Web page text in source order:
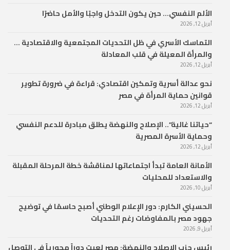
الألم النفسي… حين يكون التدخل واجبًا والأمل حاضرًا
أبريل 12, 2026
التماسك الأسري في ظل التحديات المجتمعية والاقتصادية …
والمرأة المعيلة في قلب المعادلة
أبريل 12, 2026
نحو عدالة أسرية وتمكين اقتصادي: قراءة في ضرورة تطوير
قوانين حماية المرأة في مصر
أبريل 12, 2026
“حياتنا غالية”.. الإصلاح والنهضة يطلق مبادرة للدعم النفسي
وحماية الأسرة المصرية
أبريل 12, 2026
الأمانة العامة تبدأ اجتماعاتها لمناقشة خطة المرحلة المقبلة
والاستعداد للمحليات
أبريل 10, 2026
الحسيني الكارم: دور الإعلام الوطني أصبح حاسمًا في توضيح
جهود مصر بالمفاوضات رغم التحديات
أبريل 9, 2026